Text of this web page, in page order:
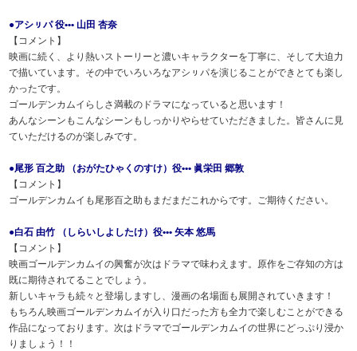
●アシㇼパ 役••• 山田 杏奈
【コメント】
映画に続く、より熱いストーリーと濃いキャラクターを丁寧に、そして大迫力
で描いています。その中でいろいろなアシㇼパを演じることができとても楽し
かったです。
ゴールデンカムイらしさ満載のドラマになっていると思います！
あんなシーンもこんなシーンもしっかりやらせていただきました。皆さんに見
ていただけるのが楽しみです。
●尾形 百之助 （おがたひゃくのすけ）役••• 眞栄田 郷敦
【コメント】
ゴールデンカムイも尾形百之助もまだまだこれからです。ご期待ください。
●白石 由竹 （しらいしよしたけ）役••• 矢本 悠馬
【コメント】
映画ゴールデンカムイの興奮が次はドラマで味わえます。原作をご存知の方は
既に期待されてることでしょう。
新しいキャラも続々と登場しますし、漫画の名場面も展開されていきます！
もちろん映画ゴールデンカムイが入り口だった方も全力で楽しむことができる
作品になっております。次はドラマでゴールデンカムイの世界にどっぷり浸か
りましょう！！